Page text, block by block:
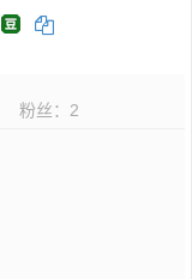
粉丝： 2